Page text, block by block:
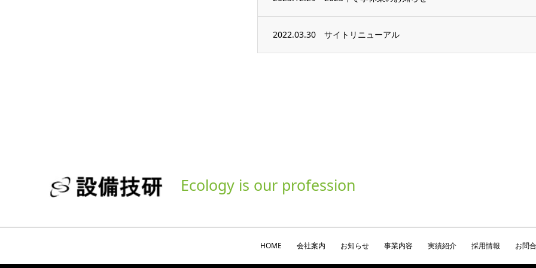
2022.03.30 サイトリニューアル
Ecology is our profession
HOME 会社案内 お知らせ 事業内容 実績紹介 採用情報 お問